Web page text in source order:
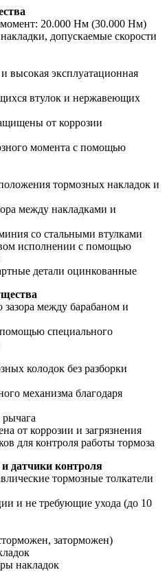
20.000 Нм (30.000 Нм)
допускаемые скорости
эксплуатационная
втулок и нержавеющих
от коррозии
момента с помощью
тормозных накладок и
между накладками и
со стальными втулками
исполнении с помощью
детали оцинкованные
зазора между барабаном и
специального
колодок без разборки
механизма благодаря
рычага
от коррозии и загрязнения
для контроля работы тормоза
датчики контроля
тормозные толкатели
и не требующие ухода (до 10
заторможен)
накладок